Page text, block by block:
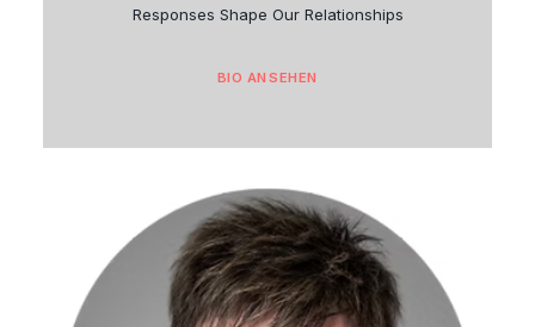
Responses Shape Our Relationships
BIO ANSEHEN